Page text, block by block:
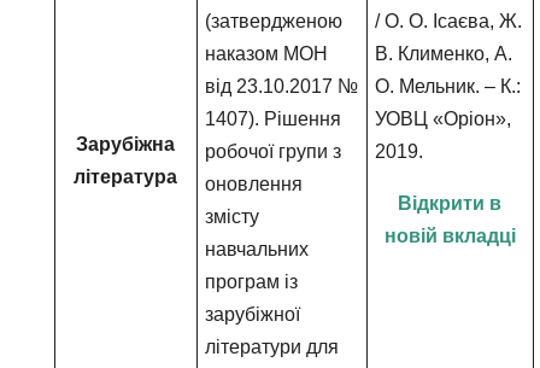
Зарубіжна
література
(затвердженою
наказом МОН
від 23.10.2017 №
1407). Рішення
робочої групи з
оновлення
змісту
навчальних
програм із
зарубіжної
літератури для
/ О. О. Ісаєва, Ж.
В. Клименко, А.
О. Мельник. – К.:
УОВЦ «Оріон»,
2019.
Відкрити в
новій вкладці